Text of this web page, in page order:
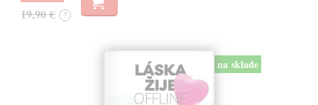
19,90 € ?
na sklade